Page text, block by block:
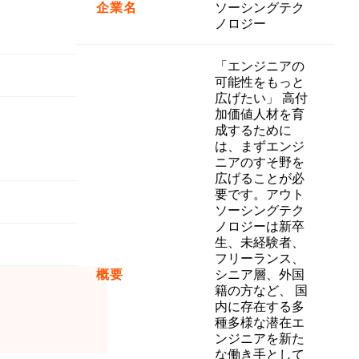
企業名
ソーシングテク
ノロジー
概要
「エンジニアの
可能性をもっと
広げたい」 高付
加価値人材を育
成するために
は、まずエンジ
ニアのすそ野を
広げることが必
要です。アウト
ソーシングテク
ノロジーは新卒
生、未経験者、
フリーランス、
シニア層、外国
籍の方など、 国
内に存在する多
種多様な潜在エ
ンジニアを新た
な働き手として